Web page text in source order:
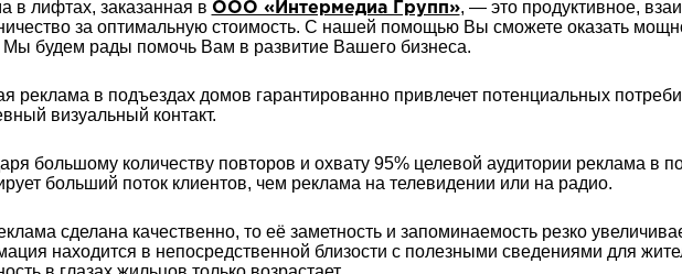
в лифтах, заказанная в ООО «Интермедиа Групп», — это продуктивное,
за оптимальную стоимость. С нашей помощью Вы сможете оказать
будем рады помочь Вам в развитие Вашего бизнеса.
реклама в подъездах домов гарантированно привлечет потенциальных
визуальный контакт.
большому количеству повторов и охвату 95% целевой аудитории реклама в
больший поток клиентов, чем реклама на телевидении или на радио.
сделана качественно, то её заметность и запоминаемость резко
находится в непосредственной близости с полезными сведениями для